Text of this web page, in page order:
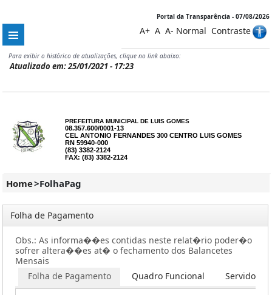
Portal da Transparência - 07/08/2026
A+ A A- Normal Contraste
Para exibir o histórico de atualizações, clique no link abaixo:
Atualizado em: 25/01/2021 - 17:23
PREFEITURA MUNICIPAL DE LUIS GOMES
08.357.600/0001-13
CEL ANTONIO FERNANDES 300 CENTRO LUIS GOMES
RN 59940-000
(83) 3382-2124
FAX: (83) 3382-2124
Home>FolhaPag
Folha de Pagamento
Obs.: As informa��es contidas neste relat�rio poder�o
sofrer altera��es at� o fechamento dos Balancetes
Mensais
Folha de Pagamento
Quadro Funcional Servidores